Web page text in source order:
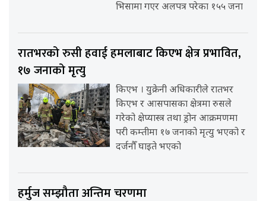
भिसामा गएर अलपत्र परेका १५५ जना
रातभरको रुसी हवाई हमलाबाट किएभ क्षेत्र प्रभावित,
१७ जनाको मृत्यु
किएभ । युक्रेनी अधिकारीले रातभर
किएभ र आसपासका क्षेत्रमा रुसले
गरेको क्षेप्यास्त्र तथा ड्रोन आक्रमणमा
परी कम्तीमा १७ जनाको मृत्यु भएको र
दर्जनौँ घाइते भएको
हर्मुज सम्झौता अन्तिम चरणमा